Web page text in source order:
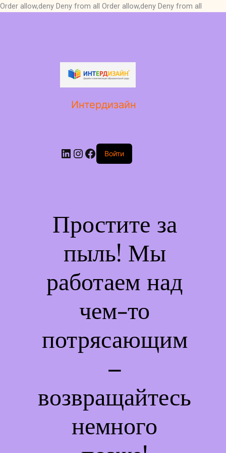
Order allow,deny Deny from all Order allow,deny Deny from all
Интердизайн
LinkedIn
Instagram
Facebook
Войти
Простите за
пыль! Мы
работаем над
чем-то
потрясающим
–
возвращайтесь
немного